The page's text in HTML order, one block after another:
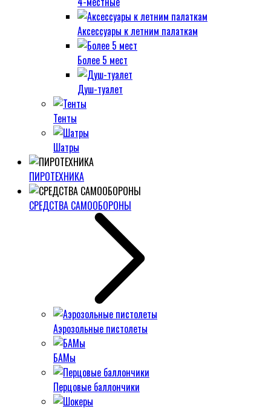
Аксессуары к летним палаткам
Более 5 мест
Душ-туалет
Тенты
Шатры
ПИРОТЕХНИКА
СРЕДСТВА САМООБОРОНЫ
Аэрозольные пистолеты
БАМы
Перцовые баллончики